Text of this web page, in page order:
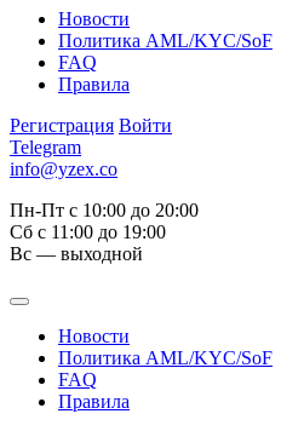
Новости
Политика AML/KYC/SoF
FAQ
Правила
Регистрация Войти
Telegram
info@yzex.co
Пн-Пт с 10:00 до 20:00
Сб с 11:00 до 19:00
Вс — выходной
Новости
Политика AML/KYC/SoF
FAQ
Правила